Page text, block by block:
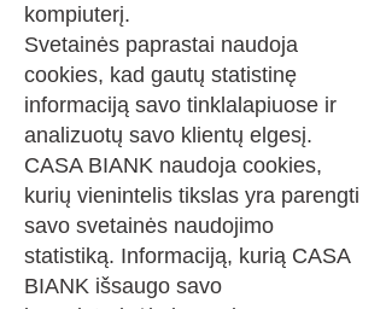
kompiuterį.
Svetainės paprastai naudoja
cookies, kad gautų statistinę
informaciją savo tinklalapiuose ir
analizuotų savo klientų elgesį.
CASA BIANK naudoja cookies,
kurių vienintelis tikslas yra parengti
savo svetainės naudojimo
statistiką. Informaciją, kurią CASA
BIANK išsaugo savo